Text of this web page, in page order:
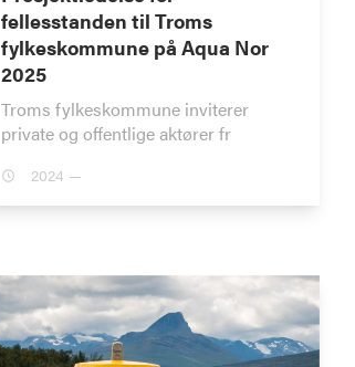
fellesstanden til Troms
fylkeskommune på Aqua Nor
2025
Troms fylkeskommune inviterer
private og offentlige aktører fr
2024 —